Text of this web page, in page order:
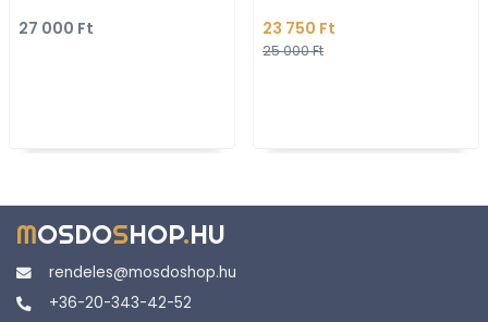
27 000 Ft
23 750 Ft
25 000 Ft
MOSDOSHOP.HU
rendeles@mosdoshop.hu
+36-20-343-42-52